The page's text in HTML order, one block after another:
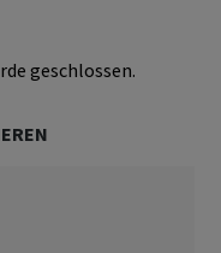
geschlossen.